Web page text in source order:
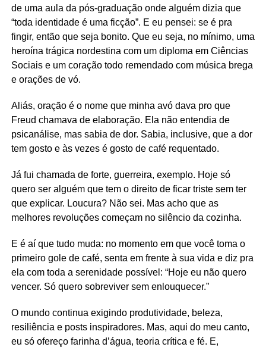
de uma aula da pós-graduação onde alguém dizia que
“toda identidade é uma ficção”. E eu pensei: se é pra
fingir, então que seja bonito. Que eu seja, no mínimo, uma
heroína trágica nordestina com um diploma em Ciências
Sociais e um coração todo remendado com música brega
e orações de vó.
Aliás, oração é o nome que minha avó dava pro que
Freud chamava de elaboração. Ela não entendia de
psicanálise, mas sabia de dor. Sabia, inclusive, que a dor
tem gosto e às vezes é gosto de café requentado.
Já fui chamada de forte, guerreira, exemplo. Hoje só
quero ser alguém que tem o direito de ficar triste sem ter
que explicar. Loucura? Não sei. Mas acho que as
melhores revoluções começam no silêncio da cozinha.
E é aí que tudo muda: no momento em que você toma o
primeiro gole de café, senta em frente à sua vida e diz pra
ela com toda a serenidade possível: “Hoje eu não quero
vencer. Só quero sobreviver sem enlouquecer.”
O mundo continua exigindo produtividade, beleza,
resiliência e posts inspiradores. Mas, aqui do meu canto,
eu só ofereço farinha d’água, teoria crítica e fé. E,